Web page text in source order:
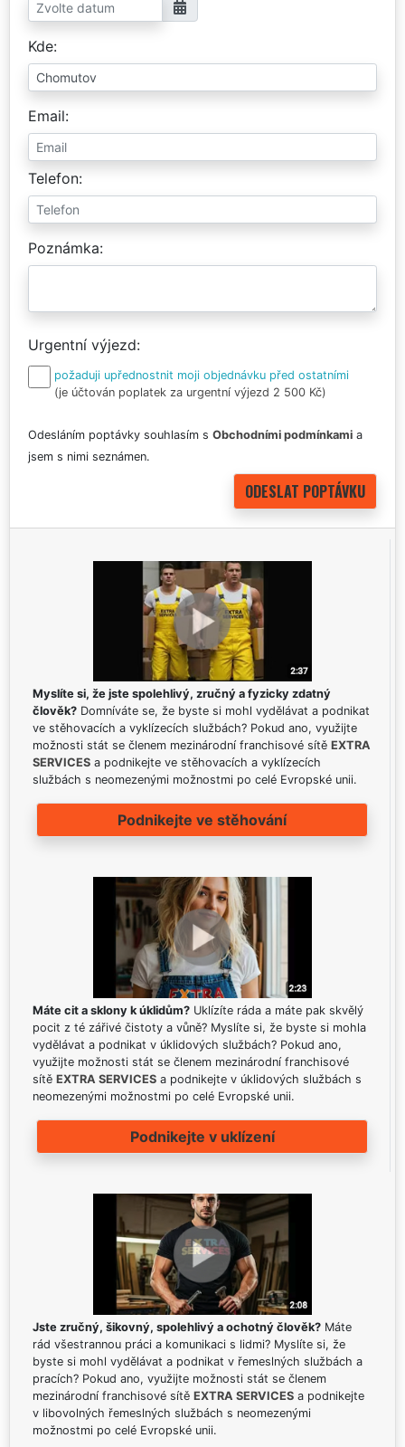
Kde
Email
Telefon
Poznámka
Urgentní výjezd
požaduji upřednostnit moji objednávku před ostatními
(je účtován poplatek za urgentní výjezd 2 500 Kč)
Odesláním poptávky souhlasím s Obchodními podmínkami a
jsem s nimi seznámen.
Myslíte si, že jste spolehlivý, zručný a fyzicky zdatný
člověk? Domníváte se, že byste si mohl vydělávat a podnikat
ve stěhovacích a vyklízecích službách? Pokud ano, využijte
možnosti stát se členem mezinárodní franchisové sítě EXTRA
SERVICES a podnikejte ve stěhovacích a vyklízecích
službách s neomezenými možnostmi po celé Evropské unii.
Podnikejte ve stěhování
Máte cit a sklony k úklidům? Uklízíte ráda a máte pak skvělý
pocit z té zářivé čistoty a vůně? Myslíte si, že byste si mohla
vydělávat a podnikat v úklidových službách? Pokud ano,
využijte možnosti stát se členem mezinárodní franchisové
sítě EXTRA SERVICES a podnikejte v úklidových službách s
neomezenými možnostmi po celé Evropské unii.
Podnikejte v uklízení
Jste zručný, šikovný, spolehlivý a ochotný člověk? Máte
rád všestrannou práci a komunikaci s lidmi? Myslíte si, že
byste si mohl vydělávat a podnikat v řemeslných službách a
pracích? Pokud ano, využijte možnosti stát se členem
mezinárodní franchisové sítě EXTRA SERVICES a podnikejte
v libovolných řemeslných službách s neomezenými
možnostmi po celé Evropské unii.